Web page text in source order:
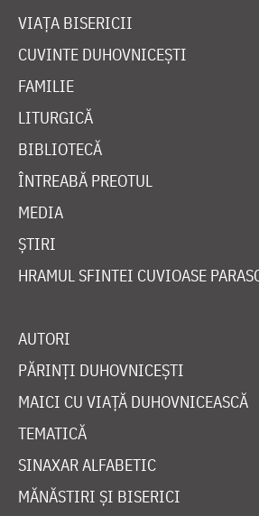
VIAȚA BISERICII
CUVINTE DUHOVNICEȘTI
FAMILIE
LITURGICĂ
BIBLIOTECĂ
ÎNTREABĂ PREOTUL
MEDIA
ȘTIRI
HRAMUL SFINTEI CUVIOASE
AUTORI
PĂRINȚI DUHOVNICEȘTI
MAICI CU VIAȚĂ DUHOVNICEASCĂ
TEMATICĂ
SINAXAR ALFABETIC
MĂNĂSTIRI ȘI BISERICI